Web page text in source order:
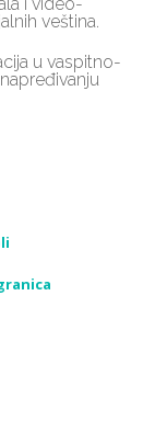
veština.
u vaspitno-